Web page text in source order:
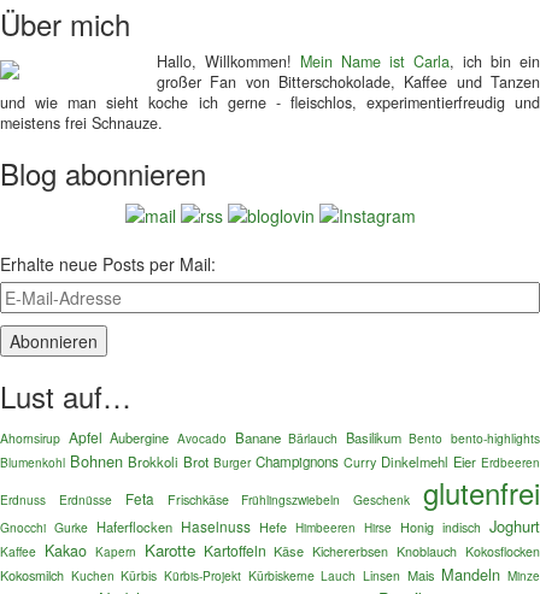
Über mich
Hallo, Willkommen! Mein Name ist Carla, ich bin ein
großer Fan von Bitterschokolade, Kaffee und Tanzen
und wie man sieht koche ich gerne - fleischlos, experimentierfreudig und
meistens frei Schnauze.
Blog abonnieren
Erhalte neue Posts per Mail:
Lust auf…
Ahornsirup Apfel Aubergine Avocado Banane Bärlauch Basilikum Bento bento-highlights
Blumenkohl Bohnen Brokkoli Brot Burger Champignons Curry Dinkelmehl Eier Erdbeeren
Erdnuss Erdnüsse Feta Frischkäse Frühlingszwiebeln Geschenk glutenfrei
Gnocchi Gurke Haferflocken Haselnuss Hefe Himbeeren Hirse Honig indisch Joghurt
Kaffee Kakao Kapern Karotte Kartoffeln Käse Kichererbsen Knoblauch Kokosflocken
Kokosmilch Kuchen Kürbis Kürbis-Projekt Kürbiskerne Lauch Linsen Mais Mandeln Minze